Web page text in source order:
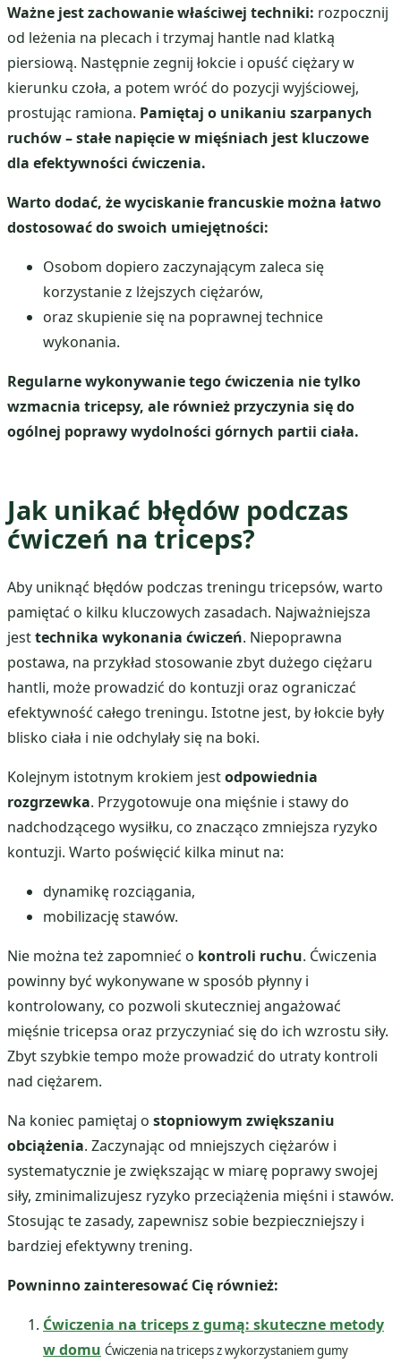
Ważne jest zachowanie właściwej techniki: rozpocznij
od leżenia na plecach i trzymaj hantle nad klatką
piersiową. Następnie zegnij łokcie i opuść ciężary w
kierunku czoła, a potem wróć do pozycji wyjściowej,
prostując ramiona. Pamiętaj o unikaniu szarpanych
ruchów – stałe napięcie w mięśniach jest kluczowe
dla efektywności ćwiczenia.
Warto dodać, że wyciskanie francuskie można łatwo
dostosować do swoich umiejętności:
Osobom dopiero zaczynającym zaleca się
korzystanie z lżejszych ciężarów,
oraz skupienie się na poprawnej technice
wykonania.
Regularne wykonywanie tego ćwiczenia nie tylko
wzmacnia tricepsy, ale również przyczynia się do
ogólnej poprawy wydolności górnych partii ciała.
Jak unikać błędów podczas
ćwiczeń na triceps?
Aby uniknąć błędów podczas treningu tricepsów, warto
pamiętać o kilku kluczowych zasadach. Najważniejsza
jesttechnika wykonania ćwiczeń. Niepoprawna
postawa, na przykład stosowanie zbyt dużego ciężaru
hantli, może prowadzić do kontuzji oraz ograniczać
efektywność całego treningu. Istotne jest, by łokcie były
blisko ciała i nie odchylały się na boki.
Kolejnym istotnym krokiem jestodpowiednia
rozgrzewka. Przygotowuje ona mięśnie i stawy do
nadchodzącego wysiłku, co znacząco zmniejsza ryzyko
kontuzji. Warto poświęcić kilka minut na:
dynamikę rozciągania,
mobilizację stawów.
Nie można też zapomnieć o kontroli ruchu. Ćwiczenia
powinny być wykonywane w sposób płynny i
kontrolowany, co pozwoli skuteczniej angażować
mięśnie tricepsa oraz przyczyniać się do ich wzrostu siły.
Zbyt szybkie tempo może prowadzić do utraty kontroli
nad ciężarem.
Na koniec pamiętaj o stopniowym zwiększaniu
obciążenia. Zaczynając od mniejszych ciężarów i
systematycznie je zwiększając w miarę poprawy swojej
siły, zminimalizujesz ryzyko przeciążenia mięśni i stawów.
Stosując te zasady, zapewnisz sobie bezpieczniejszy i
bardziej efektywny trening.
Powninno zainteresować Cię również:
Ćwiczenia na triceps z gumą: skuteczne metody
w domu Ćwiczenia na triceps z wykorzystaniem gumy